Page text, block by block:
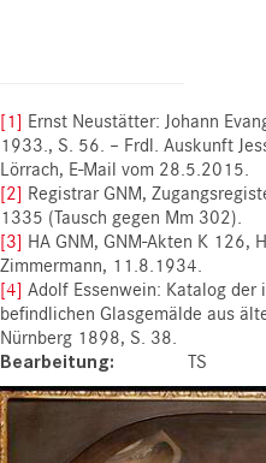
[1] Ernst Neustätter: Johann
1933., S. 56. – Frdl. Auskunft
Lörrach, E-Mail vom 28.5.2015.
[2] Registrar GNM,
1335 (Tausch gegen Mm 302).
[3] HA GNM, GNM-Akten K 126,
Zimmermann, 11.8.1934.
[4] Adolf Essenwein: Katalog der
befindlichen Glasgemälde aus
Nürnberg 1898, S. 38.
Bearbeitung TS